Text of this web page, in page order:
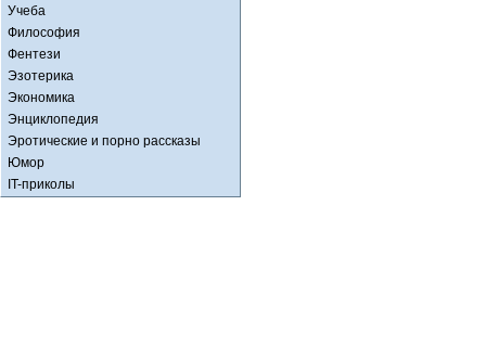
Учеба
Философия
Фентези
Эзотерика
Экономика
Энциклопедия
Эротические и порно рассказы
Юмор
IT-приколы